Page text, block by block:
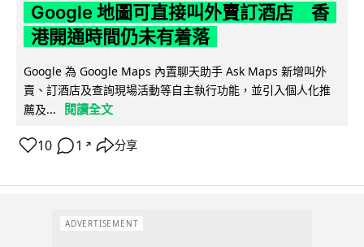
Google 地圖可直接叫外賣訂酒店 香
港開通時間仍未有着落
Google 為 Google Maps 內置聊天助手 Ask Maps 新增叫外
賣、訂酒店及查詢現場活動等自主執行功能，並引入個人化推
薦及...
閱讀全文
10 1 ↗ 分享
ADVERTISEMENT